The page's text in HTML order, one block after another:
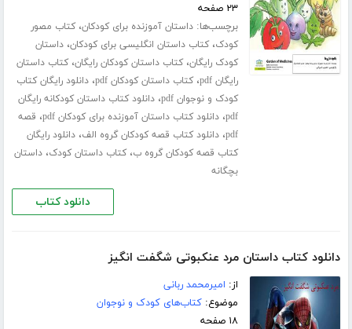
۲۳ صفحه
برچسب‌ها:داستان آموزنده برای کودکان،کتاب مصور
کودک،کتاب داستان انگلیسی برای کودکان،داستان
کودک رایگان،کتاب داستان کودکان رایگان،کتاب داستان
رایگان pdf
،کتاب داستان کودکان pdf ،دانلود رایگان کتاب
کودک و نوجوان pdf
،دانلود کتاب داستان کودکانه رایگان
pdf،دانلود کتاب داستان آموزنده برای کودکان pdf ، قصه
pdf،دانلود کتاب قصه کودکان گروه الف،دانلود رایگان
کتاب قصه کودکان گروه ب،کتاب داستان کودک،داستان
بچگانه
دانلود کتاب
دانلود کتاب داستان مرد عنکبوتی شگفت انگیز
از: امیرمحمد ربانی
موضوع:کتاب‌های کودک و نوجوان
۱۸ صفحه